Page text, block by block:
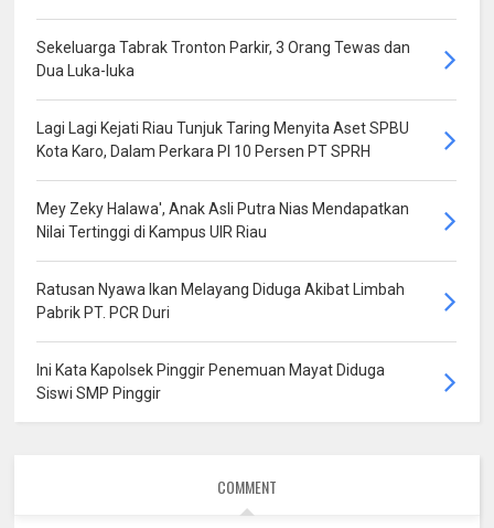
Sekeluarga Tabrak Tronton Parkir, 3 Orang Tewas dan
Dua Luka-luka
Lagi Lagi Kejati Riau Tunjuk Taring Menyita Aset SPBU
Kota Karo, Dalam Perkara PI 10 Persen PT SPRH
Mey Zeky Halawa', Anak Asli Putra Nias Mendapatkan
Nilai Tertinggi di Kampus UIR Riau
Ratusan Nyawa Ikan Melayang Diduga Akibat Limbah
Pabrik PT. PCR Duri
Ini Kata Kapolsek Pinggir Penemuan Mayat Diduga
Siswi SMP Pinggir
COMMENT